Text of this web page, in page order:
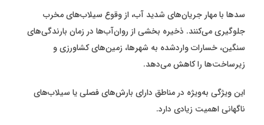
سدها با مهار جریان‌های شدید آب، از وقوع سیلاب‌های مخرب
جلوگیری می‌کنند. ذخیره بخشی از روان‌آب‌ها در زمان بارندگی‌های
سنگین، خسارات واردشده به شهرها، زمین‌های کشاورزی و
زیرساخت‌ها را کاهش می‌دهد.
این ویژگی به‌ویژه در مناطق دارای بارش‌های فصلی یا سیلاب‌های
ناگهانی اهمیت زیادی دارد.